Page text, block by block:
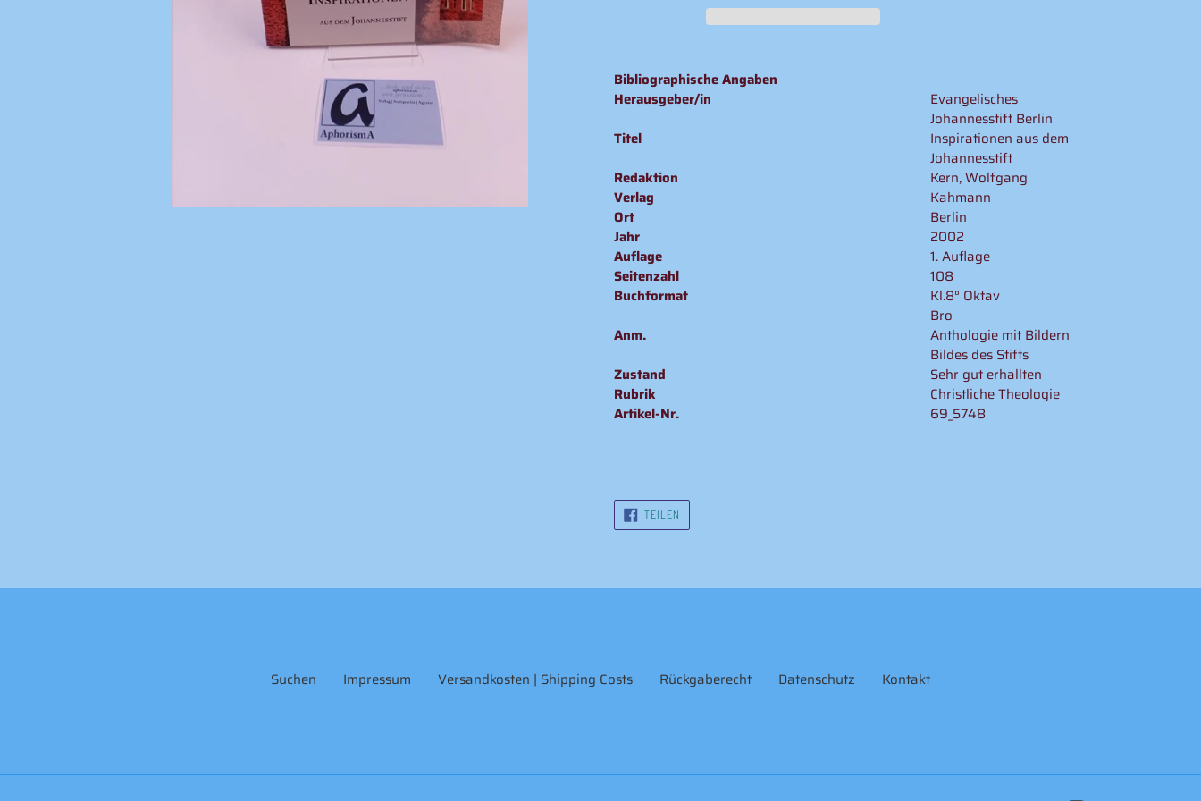
wird
zum
Warenkorb
hinzugefügt
Bibliographische Angaben
Herausgeber/in
Evangelisches
Johannesstift Berlin
Titel
Inspirationen aus dem
Johannesstift
Redaktion
Kern, Wolfgang
Verlag
Kahmann
Ort
Berlin
Jahr
2002
Auflage
1. Auflage
Seitenzahl
108
Buchformat
Kl.8° Oktav
Bro
Anm.
Anthologie mit Bildern
Bildes des Stifts
Zustand
Sehr gut erhallten
Rubrik
Christliche Theologie
Artikel-Nr.
69_5748
TEILEN
TEILEN
Suchen Impressum Versandkosten | Shipping Costs Rückgaberecht Datenschutz Kontakt